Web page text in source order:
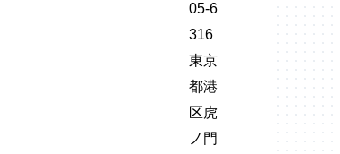
05-6
316
東京
都港
区虎
ノ門